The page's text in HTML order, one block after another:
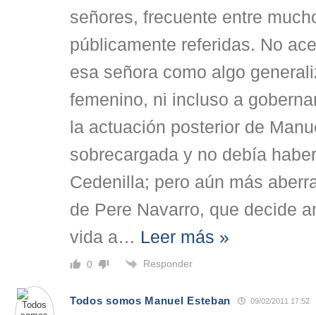
señores, frecuente entre
públicamente referidas. No
esa señora como algo
femenino, ni incluso a
la actuación posterior de
sobrecargada y no debía
Cedenilla; pero aún más
de Pere Navarro, que decide
vida a… Leer más »
0 Responder
Todos somos Manuel Esteban 09/02/2011 17:52